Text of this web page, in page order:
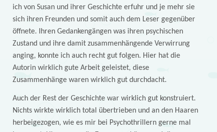
ich von Susan und ihrer Geschichte erfuhr und je mehr sie
sich ihren Freunden und somit auch dem Leser gegenüber
öffnete. Ihren Gedankengängen was ihren psychischen
Zustand und ihre damit zusammenhängende Verwirrung
anging, konnte ich auch recht gut folgen. Hier hat die
Autorin wirklich gute Arbeit geleistet, diese
Zusammenhänge waren wirklich gut durchdacht.
Auch der Rest der Geschichte war wirklich gut konstruiert.
Nichts wirkte wirklich total übertrieben und an den Haaren
herbeigezogen, wie es mir bei Psychothrillern gerne mal